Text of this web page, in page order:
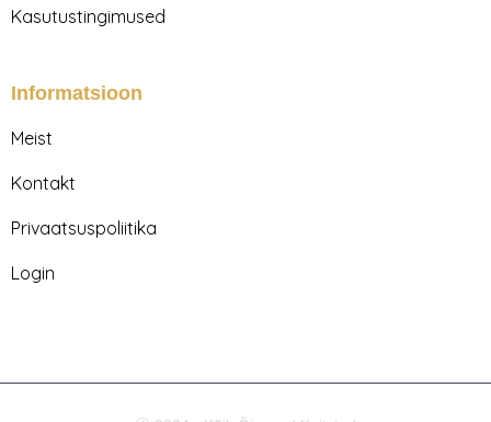
Kasutustingimused
Informatsioon
Meist
Kontakt
Privaatsuspoliitika
Login